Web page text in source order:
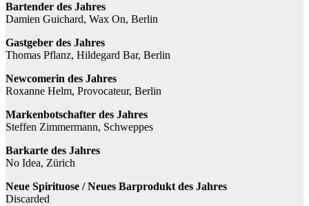
Bartender des Jahres
Damien Guichard, Wax On, Berlin
Gastgeber des Jahres
Thomas Pflanz, Hildegard Bar, Berlin
Newcomerin des Jahres
Roxanne Helm, Provocateur, Berlin
Markenbotschafter des Jahres
Steffen Zimmermann, Schweppes
Barkarte des Jahres
No Idea, Zürich
Neue Spirituose / Neues Barprodukt des Jahres
Discarded